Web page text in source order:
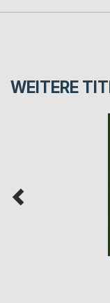
WEITERE